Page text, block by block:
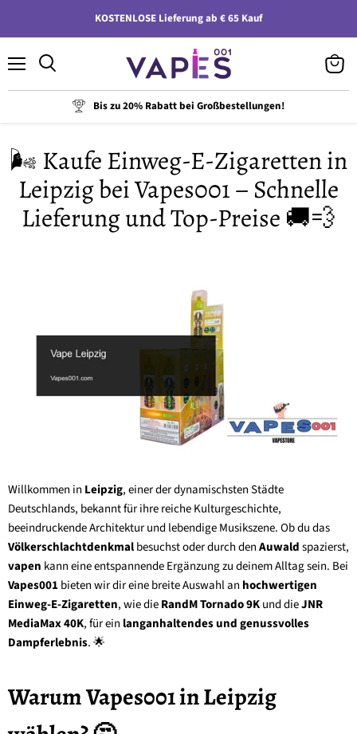
KOSTENLOSE Lieferung ab € 65 Kauf
Bis zu 20% Rabatt bei Großbestellungen!
🌬️ Kaufe Einweg-E-Zigaretten in
Leipzig bei Vapes001 – Schnelle
Lieferung und Top-Preise 🚚💨
Willkommen in Leipzig, einer der dynamischsten Städte
Deutschlands, bekannt für ihre reiche Kulturgeschichte,
beeindruckende Architektur und lebendige Musikszene. Ob du das
Völkerschlachtdenkmalbesuchst oder durch denAuwaldspazierst,
vapen kann eine entspannende Ergänzung zu deinem Alltag sein. Bei
Vapes001bieten wir dir eine breite Auswahl an hochwertigen
Einweg-E-Zigaretten, wie dieRandM Tornado 9Kund dieJNR
MediaMax 40K, für ein langanhaltendes und genussvolles
Dampferlebnis. 🌟
Warum Vapes001 in Leipzig